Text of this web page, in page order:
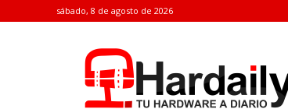
sábado, 8 de agosto de 2026